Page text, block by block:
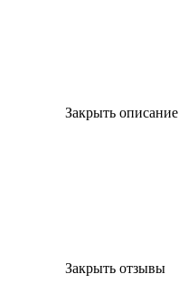
Закрыть описание
Закрыть отзывы